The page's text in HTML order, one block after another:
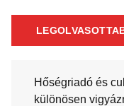
Hőségriadó és
különösen